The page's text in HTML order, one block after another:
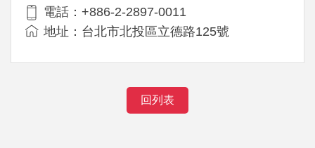
電話：+886-2-2897-0011
地址：台北市北投區立德路125號
回列表